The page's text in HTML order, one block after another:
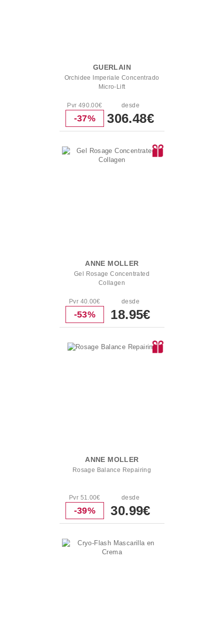
GUERLAIN
Orchidee Imperiale Concentrado
Micro-Lift
Pvr 490.00€
-37%
desde
306.48€
ANNE MOLLER
Gel Rosage Concentrated
Collagen
Pvr 40.00€
-53%
desde
18.95€
ANNE MOLLER
Rosage Balance Repairing
Pvr 51.00€
-39%
desde
30.99€